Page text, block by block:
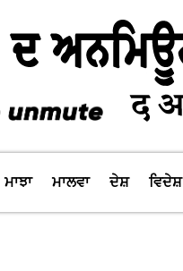
ਮਾਝਾ ਮਾਲਵਾ ਦੇਸ਼ ਵਿਦੇਸ਼